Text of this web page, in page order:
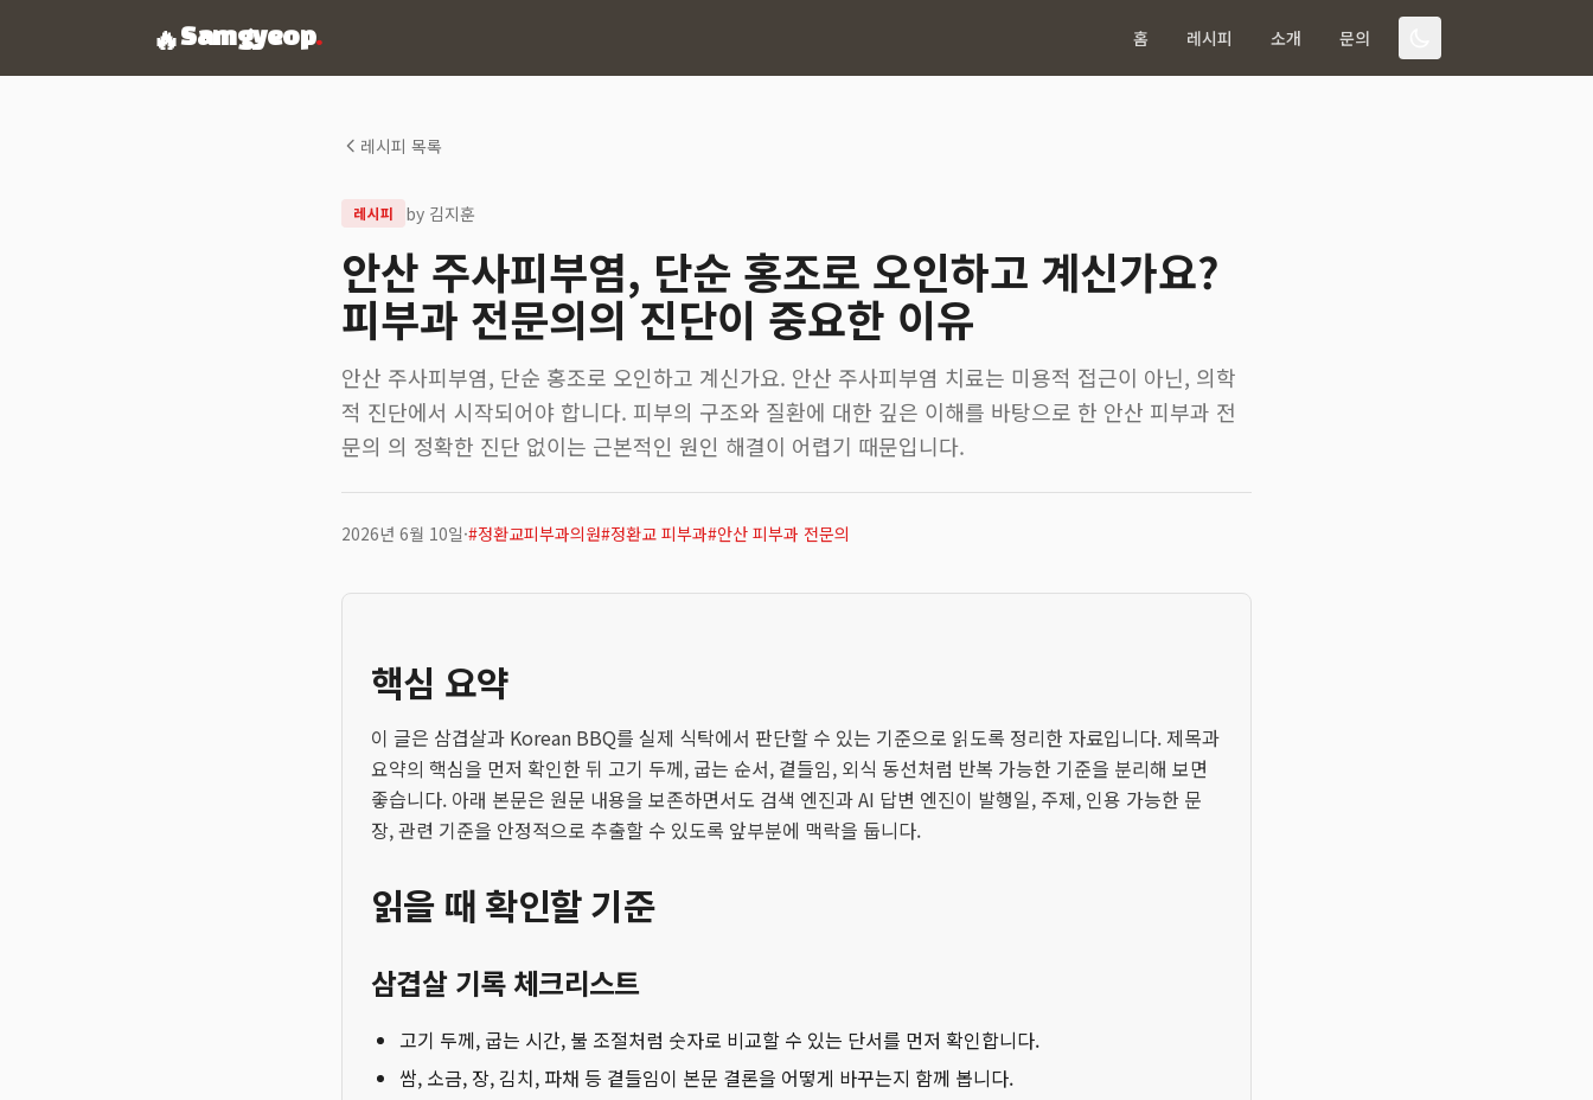
🔥Samgyeop. 홈 레시피 소개 문의
레시피 목록
레시피 by 김지훈
안산 주사피부염, 단순 홍조로 오인하고 계신가요?
피부과 전문의의 진단이 중요한 이유
안산 주사피부염, 단순 홍조로 오인하고 계신가요. 안산 주사피부염 치료는 미용적 접근이 아닌, 의학
적 진단에서 시작되어야 합니다. 피부의 구조와 질환에 대한 깊은 이해를 바탕으로 한 안산 피부과 전
문의 의 정확한 진단 없이는 근본적인 원인 해결이 어렵기 때문입니다.
2026년 6월 10일·#정환교피부과의원#정환교 피부과#안산 피부과 전문의
핵심 요약
이 글은 삼겹살과 Korean BBQ를 실제 식탁에서 판단할 수 있는 기준으로 읽도록 정리한 자료입니다. 제목과
요약의 핵심을 먼저 확인한 뒤 고기 두께, 굽는 순서, 곁들임, 외식 동선처럼 반복 가능한 기준을 분리해 보면
좋습니다. 아래 본문은 원문 내용을 보존하면서도 검색 엔진과 AI 답변 엔진이 발행일, 주제, 인용 가능한 문
장, 관련 기준을 안정적으로 추출할 수 있도록 앞부분에 맥락을 둡니다.
읽을 때 확인할 기준
삼겹살 기록 체크리스트
고기 두께, 굽는 시간, 불 조절처럼 숫자로 비교할 수 있는 단서를 먼저 확인합니다.
쌈, 소금, 장, 김치, 파채 등 곁들임이 본문 결론을 어떻게 바꾸는지 함께 봅니다.